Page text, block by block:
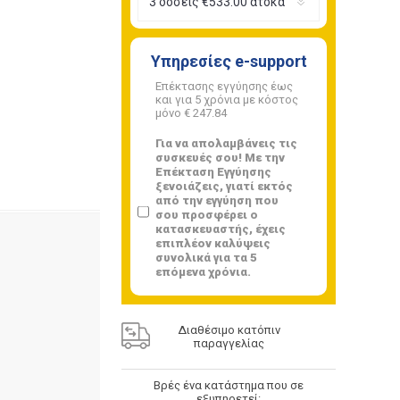
Υπηρεσίες e-support
Επέκτασης εγγύησης έως
και για 5 χρόνια με κόστος
μόνο € 247.84
Για να απολαμβάνεις τις
συσκευές σου! Με την
Επέκταση Εγγύησης
ξενοιάζεις, γιατί εκτός
από την εγγύηση που
σου προσφέρει ο
κατασκευαστής, έχεις
επιπλέον καλύψεις
συνολικά για τα 5
επόμενα χρόνια.
Διαθέσιμο κατόπιν
παραγγελίας
Βρές ένα κατάστημα που σε